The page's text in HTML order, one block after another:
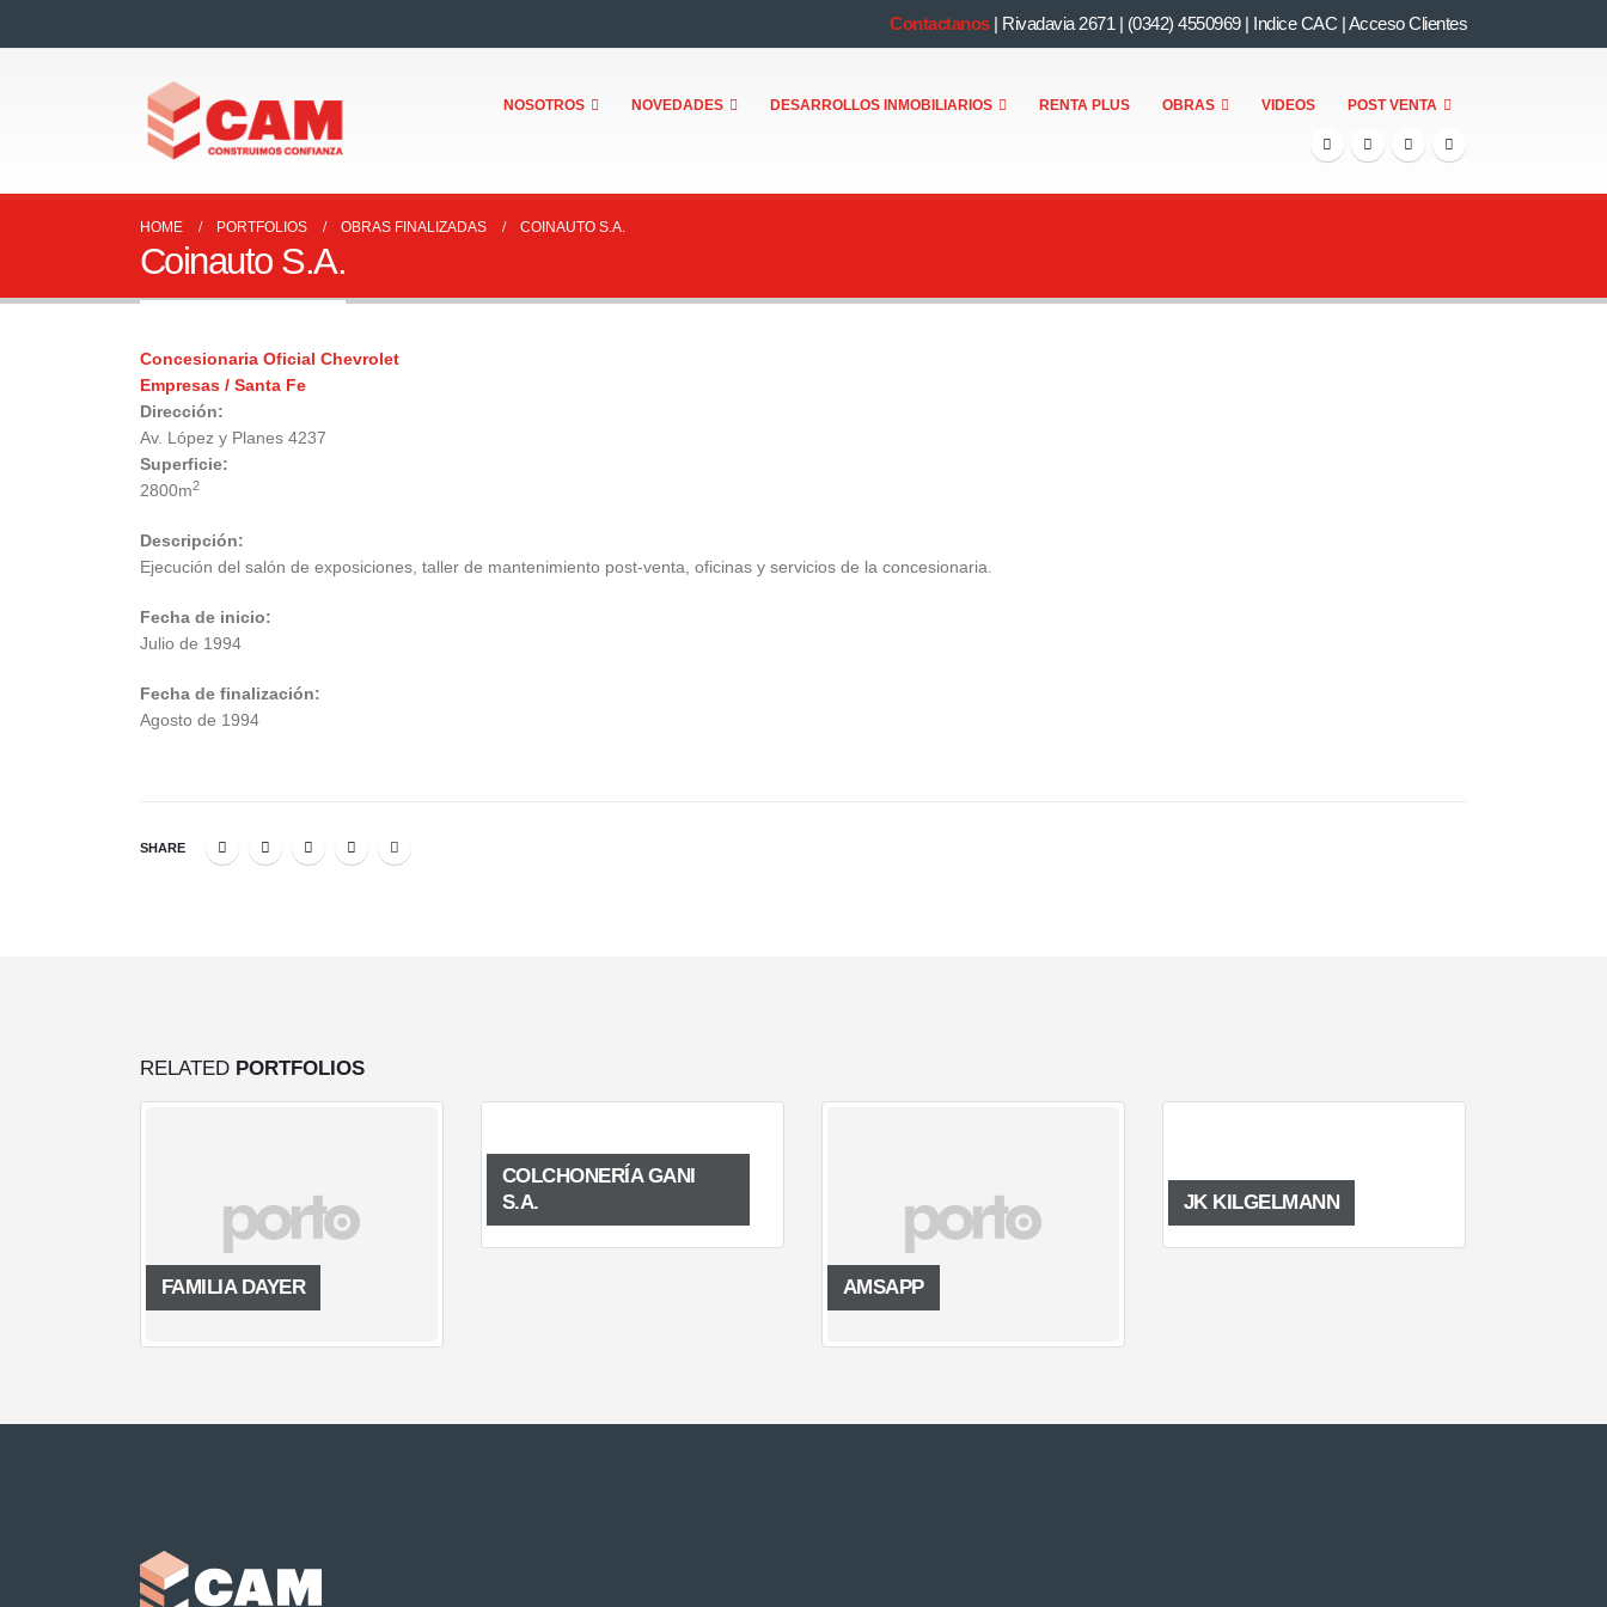
Contactanos| Rivadavia 2671 | (0342) 4550969| Indice CAC |Acceso Clientes
NOSOTROS NOVEDADES DESARROLLOS INMOBILIARIOS RENTA PLUS OBRAS VIDEOS POST VENTA
HOME PORTFOLIOS OBRAS FINALIZADAS COINAUTO S.A.
Coinauto S.A.
Concesionaria Oficial Chevrolet
Empresas / Santa Fe
Dirección:
Av. López y Planes 4237
Superficie:
2800m2
Descripción:
Ejecución del salón de exposiciones, taller de mantenimiento post-venta, oficinas y servicios de la concesionaria.
Fecha de inicio:
Julio de 1994
Fecha de finalización:
Agosto de 1994
SHARE
RELATED PORTFOLIOS
FAMILIA DAYER
COLCHONERÍA GANI
S.A.
AMSAPP
JK KILGELMANN